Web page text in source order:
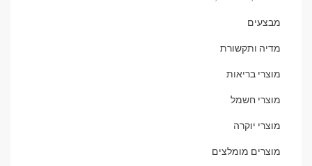
מבצעים
מדיה ותקשורת
מוצרי בריאות
מוצרי חשמל
מוצרי יוקרה
מוצרים מומלצים